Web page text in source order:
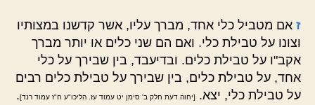
ז אם מטביל כלי אחד, מברך עליו, אשר קדשנו במצותיו
וצונו על טבילת כלי. ואם הם שני כלים או יותר מברך
אקב"ו על טבילת כלים. ובדיעבד, בין שבירך על כלי
אחד, על טבילת כלים, בין שבירך על טבילת כלים רבים
על טבילת כלי, יצא.
[יחוה דעת חלק ב' סימן יט עמוד עז. הליכו"ע ח"ז עמוד רנד].